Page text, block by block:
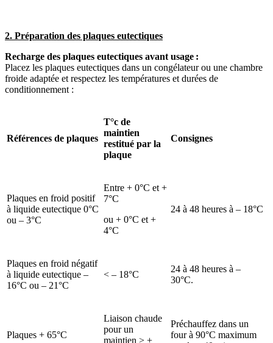
2. Préparation des plaques eutectiques
Recharge des plaques eutectiques avant usage :
Placez les plaques eutectiques dans un congélateur ou une chambre
froide adaptée et respectez les températures et durées de
conditionnement :
Références de plaques
T°c de
maintien
restitué par la
plaque
Consignes
Plaques en froid positif
à liquide eutectique 0°C
ou – 3°C
Entre + 0°C et +
7°C
ou + 0°C et +
4°C
24 à 48 heures à – 18°C
Plaques en froid négatif
à liquide eutectique –
16°C ou – 21°C
< – 18°C
24 à 48 heures à –
30°C.
Plaques + 65°C
Liaison chaude
pour un
maintien > +
Préchauffez dans un
four à 90°C maximum